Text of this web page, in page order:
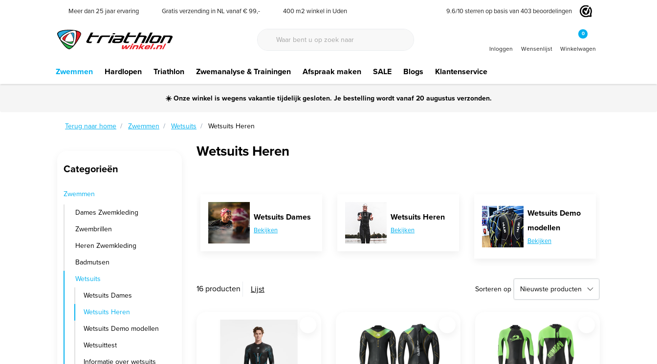
Meer dan 25 jaar ervaring Gratis verzending in NL vanaf € 99,- 400 m2 winkel in Uden 9.6/10sterren op basis van 403 beoordelingen
Inloggen Wensenlijst
0
Winkelwagen
Zwemmen Hardlopen Triathlon Zwemanalyse & Trainingen Afspraak maken SALE Blogs Klantenservice
☀️ Onze winkel is wegens vakantie tijdelijk gesloten. Je bestelling wordt vanaf 20 augustus verzonden.
Terug naar home Zwemmen Wetsuits Wetsuits Heren
Wetsuits Heren
Wetsuits Dames
Bekijken
Wetsuits Heren
Bekijken
Wetsuits Demo
modellen
Bekijken
16 producten Lijst Sorteren op
Categorieën
Zwemmen
Dames Zwemkleding
Zwembrillen
Heren Zwemkleding
Badmutsen
Wetsuits
Wetsuits Dames
Wetsuits Heren
Wetsuits Demo modellen
Wetsuittest
Informatie over wetsuits